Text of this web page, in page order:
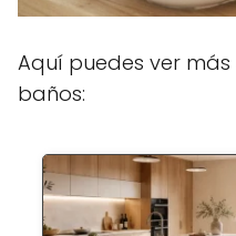
Aquí puedes ver
baños: